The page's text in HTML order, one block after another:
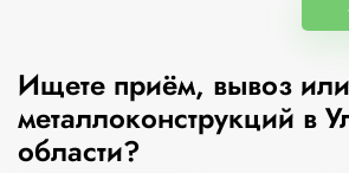
Ищете приём, вывоз
металлоконструкций в
области?